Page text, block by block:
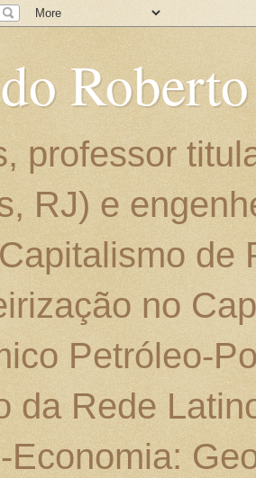
professor
RJ) e
de
no
Petróleo-
da Rede
Economia: